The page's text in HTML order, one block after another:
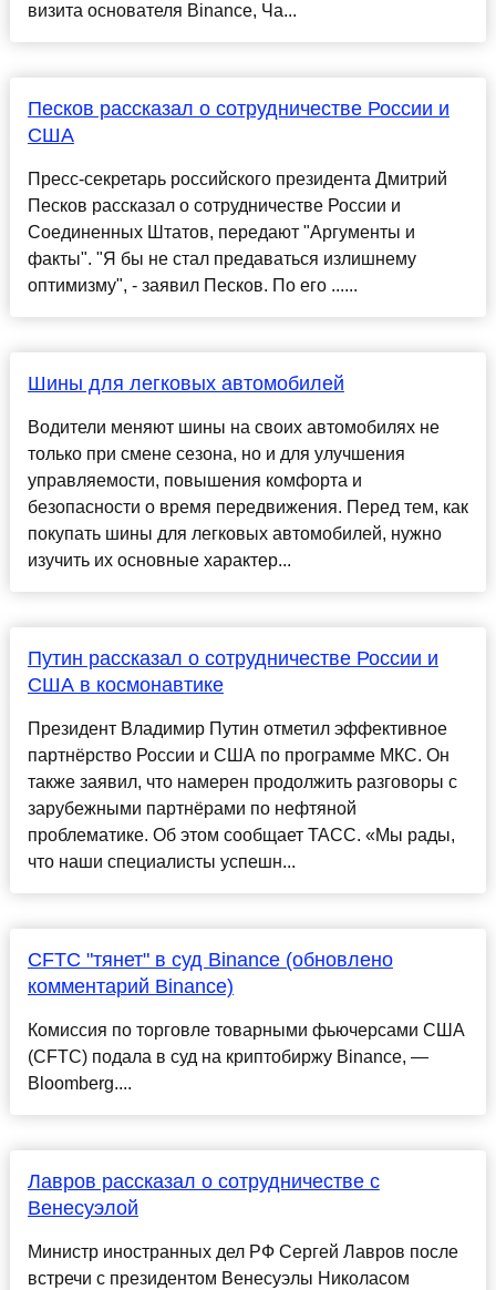
визита основателя Binance, Ча...
Песков рассказал о сотрудничестве России и
США
Пресс-секретарь российского президента Дмитрий
Песков рассказал о сотрудничестве России и
Соединенных Штатов, передают "Аргументы и
факты". "Я бы не стал предаваться излишнему
оптимизму", - заявил Песков. По его ......
Шины для легковых автомобилей
Водители меняют шины на своих автомобилях не
только при смене сезона, но и для улучшения
управляемости, повышения комфорта и
безопасности о время передвижения. Перед тем, как
покупать шины для легковых автомобилей, нужно
изучить их основные характер...
Путин рассказал о сотрудничестве России и
США в космонавтике
Президент Владимир Путин отметил эффективное
партнёрство России и США по программе МКС. Он
также заявил, что намерен продолжить разговоры с
зарубежными партнёрами по нефтяной
проблематике. Об этом сообщает ТАСС. «Мы рады,
что наши специалисты успешн...
CFTC "тянет" в суд Binance (обновлено
комментарий Binance)
Комиссия по торговле товарными фьючерсами США
(CFTC) подала в суд на криптобиржу Binance, —
Bloomberg....
Лавров рассказал о сотрудничестве с
Венесуэлой
Министр иностранных дел РФ Сергей Лавров после
встречи с президентом Венесуэлы Николасом